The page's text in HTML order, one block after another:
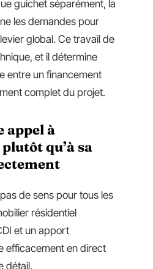
guichet séparément, la
les demandes pour
global. Ce travail de
et il détermine
entre un financement
complet du projet.
appel à
qu’à sa
pas de sens pour tous les
résidentiel
et un apport
efficacement en direct
détail.